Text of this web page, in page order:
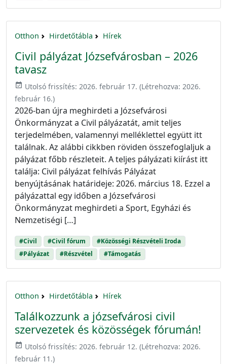
Otthon Hirdetőtábla Hírek
Civil pályázat Józsefvárosban – 2026
tavasz
event_available Utolsó frissítés: 2026. február 17. (Létrehozva: 2026.
február 16.)
2026-ban újra meghirdeti a Józsefvárosi
Önkormányzat a Civil pályázatát, amit teljes
terjedelmében, valamennyi melléklettel együtt itt
találnak. Az alábbi cikkben röviden összefoglaljuk a
pályázat főbb részleteit. A teljes pályázati kiírást itt
találja: Civil pályázat felhívás Pályázat
benyújtásának határideje: 2026. március 18. Ezzel a
pályázattal egy időben a Józsefvárosi
Önkormányzat meghirdeti a Sport, Egyházi és
Nemzetiségi […]
#Civil #Civil fórum
#Közösségi Részvételi Iroda
#Pályázat
#Részvétel #Támogatás
Otthon Hirdetőtábla Hírek
Találkozzunk a józsefvárosi civil
szervezetek és közösségek fórumán!
event_available Utolsó frissítés: 2026. február 12. (Létrehozva: 2026.
február 11.)